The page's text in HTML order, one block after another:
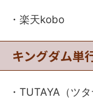
・楽天kobo
キングダム単
・TUTAYA（ツタ